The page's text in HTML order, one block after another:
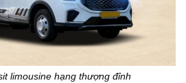
limousine hạng thượng đỉnh